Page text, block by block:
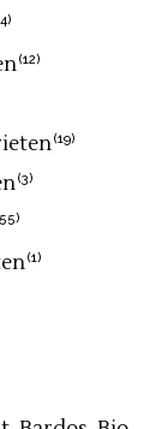
(12)
(19)
(3)
(1)